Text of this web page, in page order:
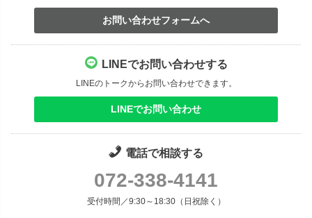
お問い合わせフォームへ
LINEでお問い合わせする
LINEのトークからお問い合わせできます。
LINEでお問い合わせ
電話で相談する
072-338-4141
受付時間／9:30～18:30（日祝除く）